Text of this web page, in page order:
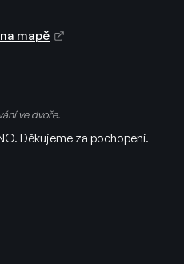
mapě
ve dvoře.
Děkujeme za pochopení.